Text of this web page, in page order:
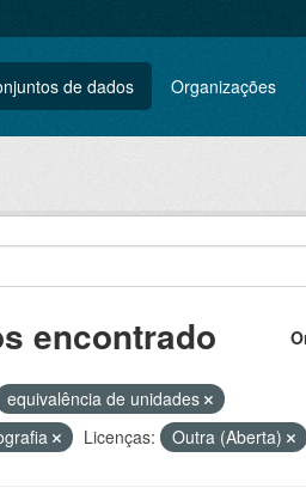
de dados Organizações
encontrado
equivalência de unidades
Licenças: Outra (Aberta)